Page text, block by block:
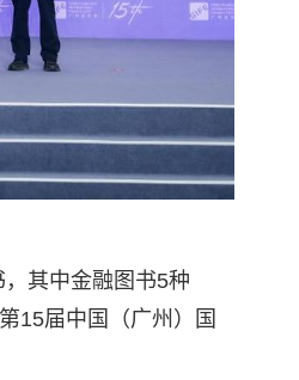
，其中金融图书5种
15届中国（广州）国